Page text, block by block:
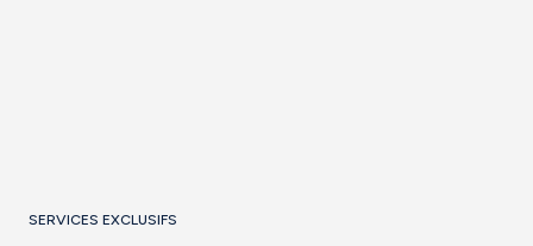
SERVICES EXCLUSIFS